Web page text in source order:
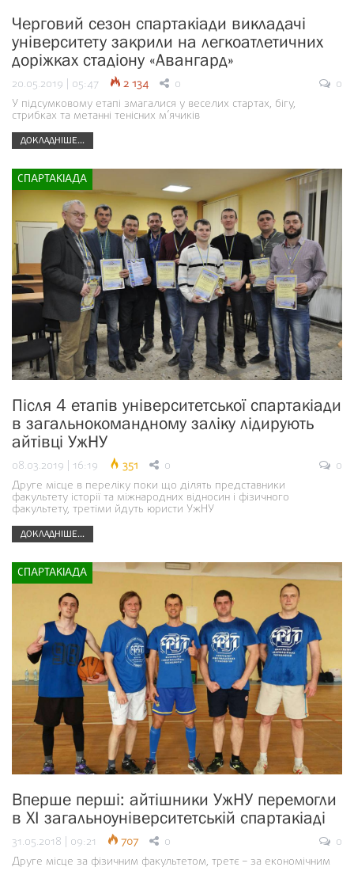
Черговий сезон спартакіади викладачі
університету закрили на легкоатлетичних
доріжках стадіону «Авангард»
20.05.2019 | 05:47 2 134 0
0
У підсумковому етапі змагалися у веселих стартах, бігу,
стрибках та метанні тенісних м’ячиків
ДОКЛАДНІШЕ...
СПАРТАКІАДА
Після 4 етапів університетської спартакіади
в загальнокомандному заліку лідирують
айтівці УжНУ
08.03.2019 | 16:19 351 0
0
Друге місце в переліку поки що ділять представники
факультету історії та міжнародних відносин і фізичного
факультету, третіми йдуть юристи УжНУ
ДОКЛАДНІШЕ...
СПАРТАКІАДА
Вперше перші: айтішники УжНУ перемогли
в XI загальноуніверситетській спартакіаді
31.05.2018 | 09:21 707 0
0
Друге місце за фізичним факультетом, третє – за економічним